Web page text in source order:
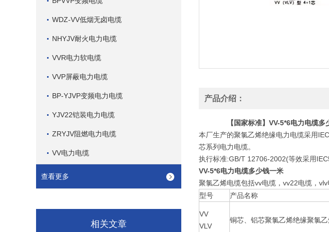
WDZ-VV低烟无卤电缆
NHYJV耐火电力电缆
VVR电力软电缆
VVP屏蔽电力电缆
BP-YJVP变频电力电缆
YJV22铠装电力电缆
ZRYJV阻燃电力电缆
VV电力电缆
查看更多
相关文章
产品介绍：
【国家标准】VV-5*6电力电缆多
本厂生产的聚氯乙烯绝缘电力电缆采用
芯系列电力电缆。
执行标准:GB/T 12706-2002(等效采用
VV-5*6电力电缆多少钱一米
聚氯乙烯电缆包括vv电缆，vv22电缆，
型号
产品名称
VV
VLV
铜芯、铝芯聚氯乙烯绝缘聚氯